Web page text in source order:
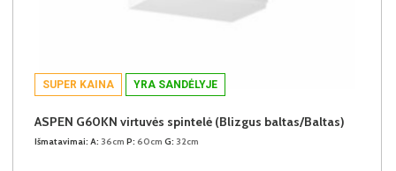
SUPER KAINA YRA SANDĖLYJE
ASPEN G60KN virtuvės spintelė (Blizgus baltas/Baltas)
Išmatavimai: A: 36cm P: 60cm G: 32cm